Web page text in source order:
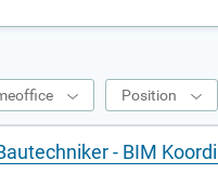
Position
- BIM